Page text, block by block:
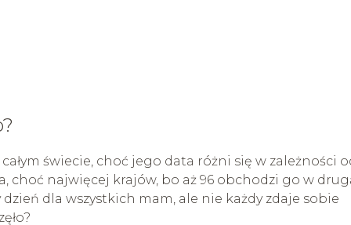
świecie, choć jego data różni się w zależności
choć najwięcej krajów, bo aż 96 obchodzi go w
dla wszystkich mam, ale nie każdy zdaje sobie